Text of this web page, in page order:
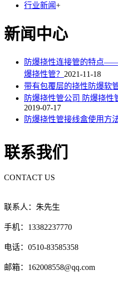
行业新闻+
新闻中心
防爆挠性连接管的特点
爆挠性管？ 2021-11-18
带有包覆层的挠性防爆软
防爆挠性管公司 防爆挠
2019-07-17
防爆挠性管接线盒使用方
联系我们
CONTACT US
联系人：朱先生
手机：13382237770
电话：0510-83585358
邮箱：162008558@qq.com